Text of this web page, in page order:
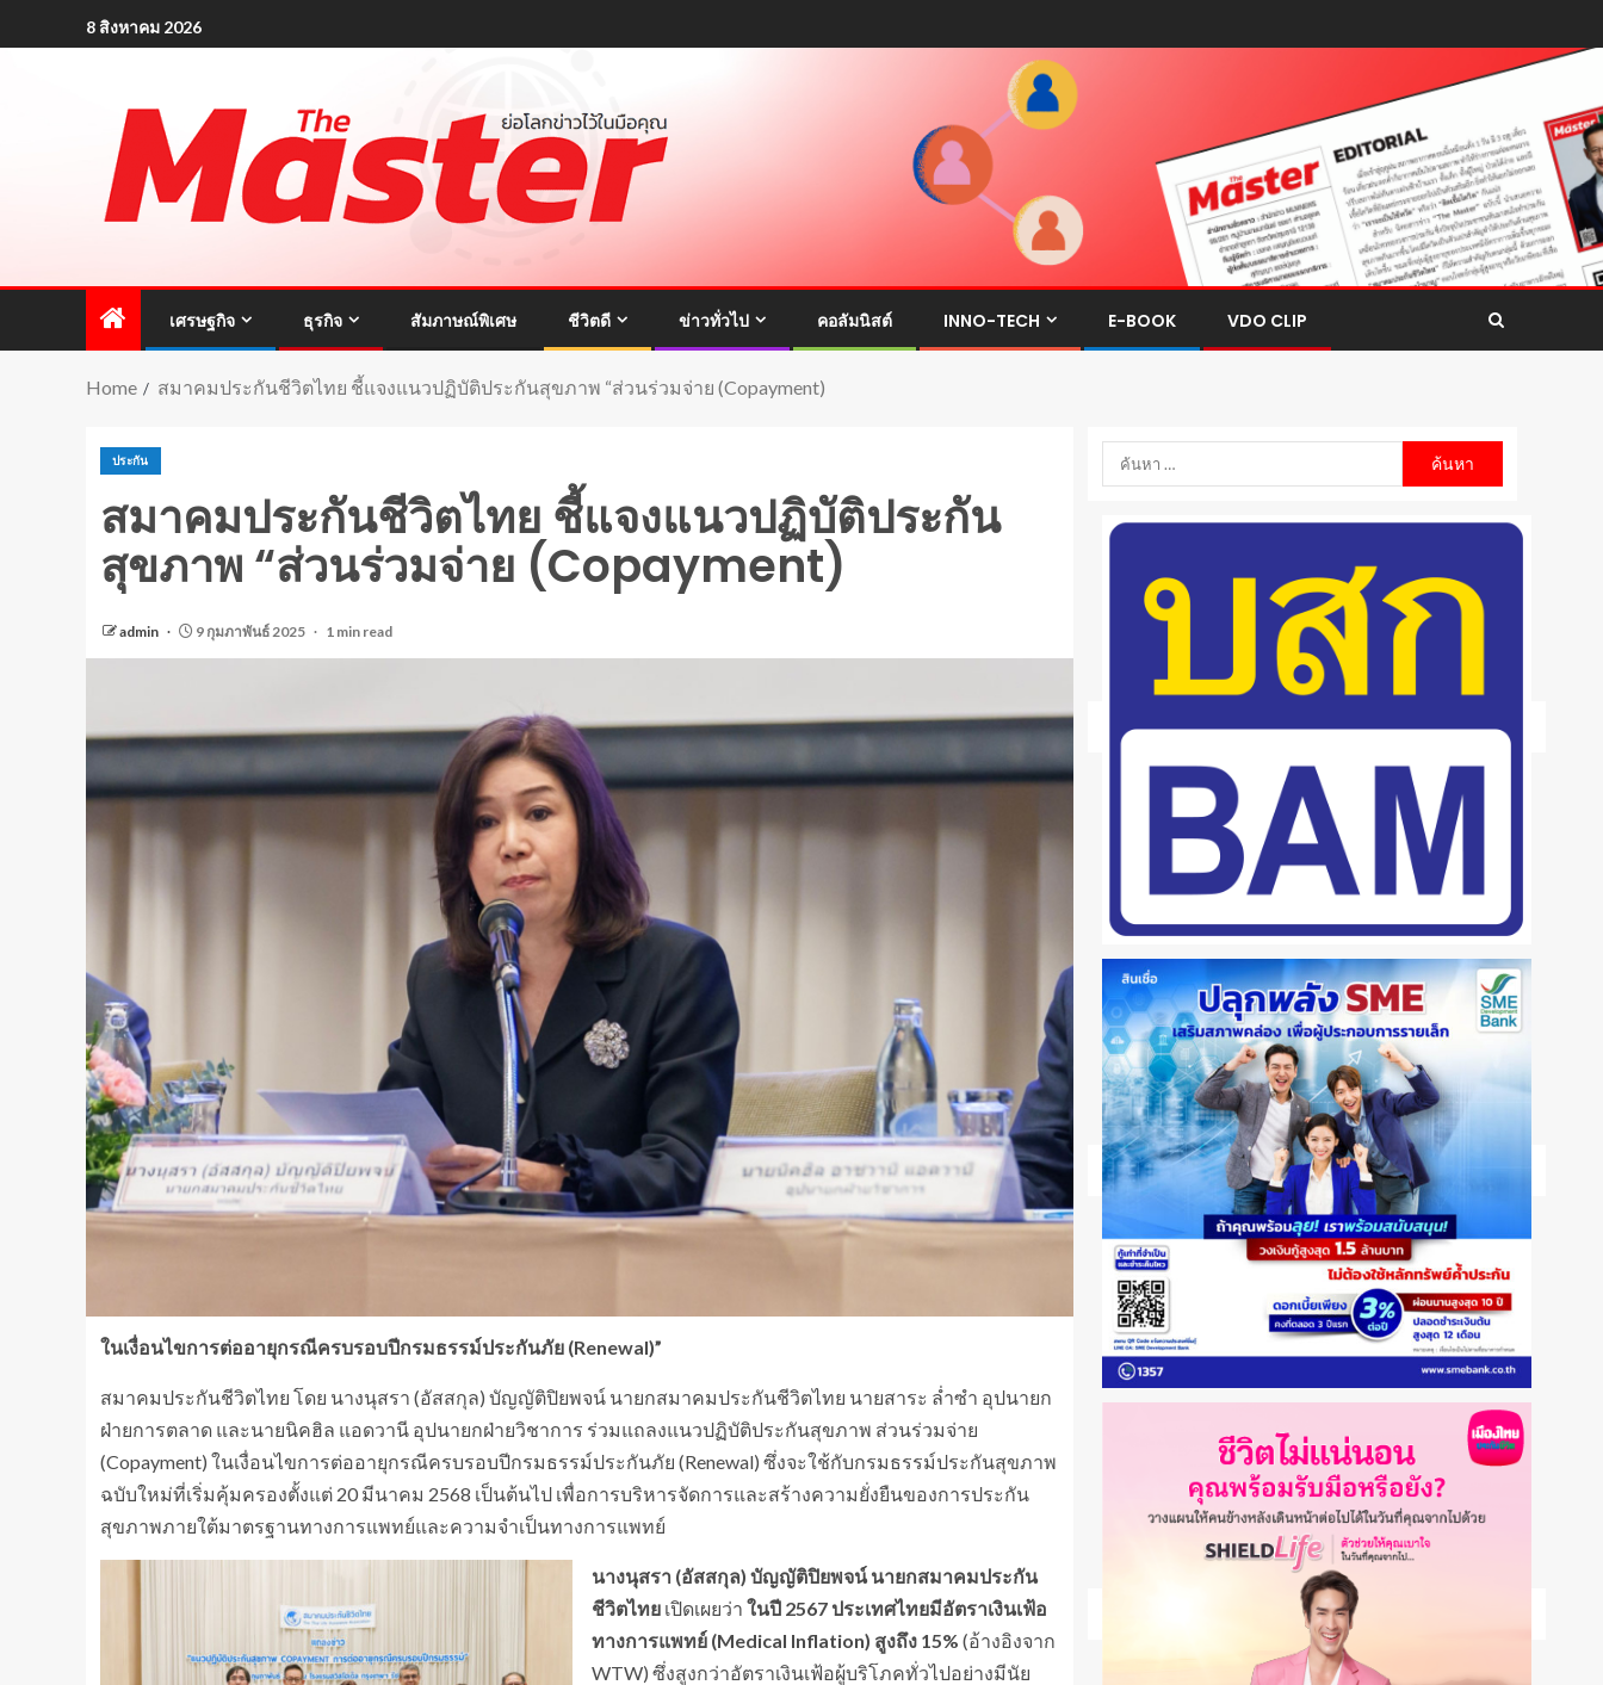
8 สิงหาคม 2026
เศรษฐกิจ ธุรกิจ สัมภาษณ์พิเศษ ชีวิตดี ข่าวทั่วไป คอลัมนิสต์ INNO-TECH E-BOOK VDO CLIP
Home สมาคมประกันชีวิตไทย ชี้แจงแนวปฏิบัติประกันสุขภาพ “ส่วนร่วมจ่าย (Copayment)
ประกัน
สมาคมประกันชีวิตไทย ชี้แจงแนวปฏิบัติประกัน
สุขภาพ “ส่วนร่วมจ่าย (Copayment)
admin 9 กุมภาพันธ์ 2025 1 min read
ในเงื่อนไขการต่ออายุกรณีครบรอบปีกรมธรรม์ประกันภัย (Renewal)”
สมาคมประกันชีวิตไทย โดย นางนุสรา (อัสสกุล) บัญญัติปิยพจน์ นายกสมาคมประกันชีวิตไทย นายสาระ ล่ำซำ อุปนายก
ฝ่ายการตลาด และนายนิคฮิล แอดวานี อุปนายกฝ่ายวิชาการ ร่วมแถลงแนวปฏิบัติประกันสุขภาพ ส่วนร่วมจ่าย
(Copayment) ในเงื่อนไขการต่ออายุกรณีครบรอบปีกรมธรรม์ประกันภัย (Renewal) ซึ่งจะใช้กับกรมธรรม์ประกันสุขภาพ
ฉบับใหม่ที่เริ่มคุ้มครองตั้งแต่ 20 มีนาคม 2568 เป็นต้นไป เพื่อการบริหารจัดการและสร้างความยั่งยืนของการประกัน
สุขภาพภายใต้มาตรฐานทางการแพทย์และความจำเป็นทางการแพทย์
นางนุสรา (อัสสกุล) บัญญัติปิยพจน์ นายกสมาคมประกัน
ชีวิตไทย เปิดเผยว่า ในปี 2567 ประเทศไทยมีอัตราเงินเฟ้อ
ทางการแพทย์ (Medical Inflation) สูงถึง 15% (อ้างอิงจาก
WTW) ซึ่งสูงกว่าอัตราเงินเฟ้อผู้บริโภคทั่วไปอย่างมีนัย